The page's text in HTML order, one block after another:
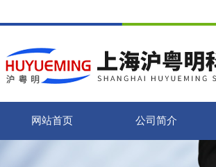
网站首页 公司简介